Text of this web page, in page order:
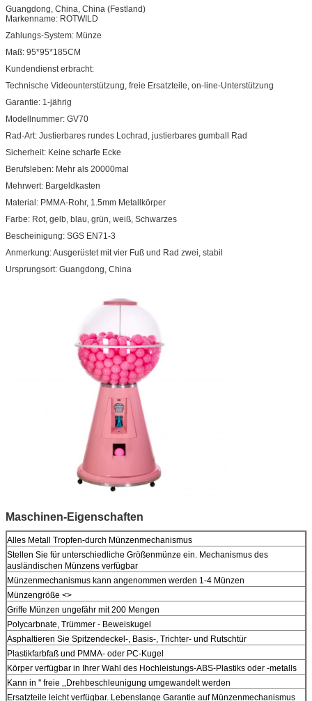
Guangdong, China, China (Festland)
Markenname: ROTWILD
Zahlungs-System: Münze
Maß: 95*95*185CM
Kundendienst erbracht:
Technische Videounterstützung, freie Ersatzteile, on-line-Unterstützung
Garantie: 1-jährig
Modellnummer: GV70
Rad-Art: Justierbares rundes Lochrad, justierbares gumball Rad
Sicherheit: Keine scharfe Ecke
Berufsleben: Mehr als 20000mal
Mehrwert: Bargeldkasten
Material: PMMA-Rohr, 1.5mm Metallkörper
Farbe: Rot, gelb, blau, grün, weiß, Schwarzes
Bescheinigung: SGS EN71-3
Anmerkung: Ausgerüstet mit vier Fuß und Rad zwei, stabil
Ursprungsort: Guangdong, China
Maschinen-Eigenschaften
Alles Metall Tropfen-durch Münzenmechanismus
Stellen Sie für unterschiedliche Größenmünze ein. Mechanismus des
ausländischen Münzens verfügbar
Münzenmechanismus kann angenommen werden 1-4 Münzen
Münzengröße <>
Griffe Münzen ungefähr mit 200 Mengen
Polycarbnate, Trümmer - Beweiskugel
Asphaltieren Sie Spitzendeckel-, Basis-, Trichter- und Rutschtür
Plastikfarbfaß und PMMA- oder PC-Kugel
Körper verfügbar in Ihrer Wahl des Hochleistungs-ABS-Plastiks oder -metalls
Kann in '' freie ‚‚Drehbeschleunigung umgewandelt werden
Ersatzteile leicht verfügbar. Lebenslange Garantie auf Münzenmechanismus